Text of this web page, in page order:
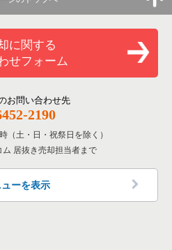
に関する
せフォーム
お問い合わせ先
2190
（土・日・祝祭日を除く）
居抜き売却担当者まで
ューを表示